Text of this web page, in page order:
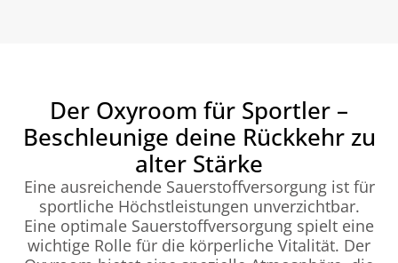
Der Oxyroom für Sportler –
Beschleunige deine Rückkehr zu
alter Stärke
Eine ausreichende Sauerstoffversorgung ist für
sportliche Höchstleistungen unverzichtbar.
Eine optimale Sauerstoffversorgung spielt eine
wichtige Rolle für die körperliche Vitalität. Der